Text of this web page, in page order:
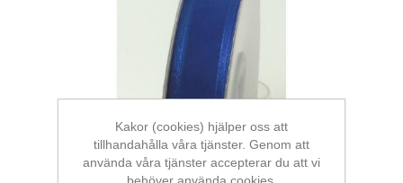
Kakor (cookies) hjälper oss att
tillhandahålla våra tjänster. Genom att
använda våra tjänster accepterar du att vi
behöver använda cookies.